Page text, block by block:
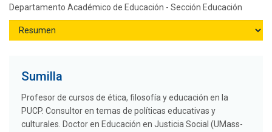
Departamento Académico de Educación - Sección Educación
Sumilla
Profesor de cursos de ética, filosofía y educación en la
PUCP. Consultor en temas de políticas educativas y
culturales. Doctor en Educación en Justicia Social (UMass-